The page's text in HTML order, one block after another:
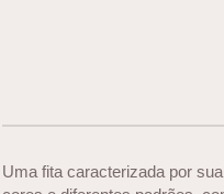
Uma fita caracterizada por